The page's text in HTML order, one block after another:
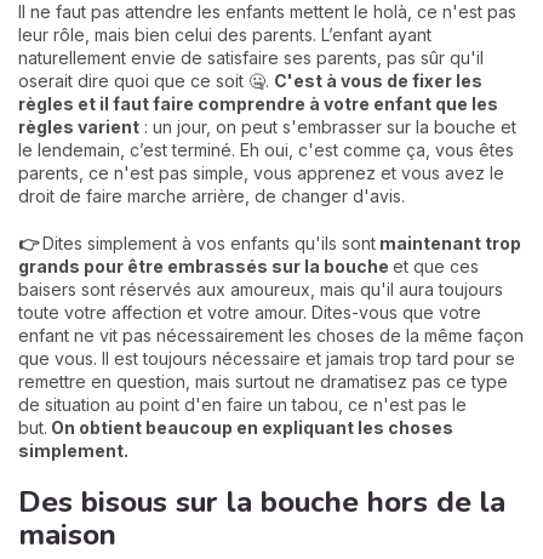
Il ne faut pas attendre les enfants mettent le holà, ce n'est pas
leur rôle, mais bien celui des parents. L’enfant ayant
naturellement envie de satisfaire ses parents, pas sûr qu'il
oserait dire quoi que ce soit 🤐. C'est à vous de fixer les
règles et il faut faire comprendre à votre enfant que les
règles varient : un jour, on peut s'embrasser sur la bouche et
le lendemain, c’est terminé. Eh oui, c'est comme ça, vous êtes
parents, ce n'est pas simple, vous apprenez et vous avez le
droit de faire marche arrière, de changer d'avis.
👉Dites simplement à vos enfants qu'ils sont maintenant trop
grands pour être embrassés sur la bouche et que ces
baisers sont réservés aux amoureux, mais qu'il aura toujours
toute votre affection et votre amour. Dites-vous que votre
enfant ne vit pas nécessairement les choses de la même façon
que vous. Il est toujours nécessaire et jamais trop tard pour se
remettre en question, mais surtout ne dramatisez pas ce type
de situation au point d'en faire un tabou, ce n'est pas le
but. On obtient beaucoup en expliquant les choses
simplement.
Des bisous sur la bouche hors de la
maison